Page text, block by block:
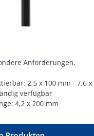
Anforderungen.
2,5 x 100 mm - 7,6 x
verfügbar
4,2 x 200 mm